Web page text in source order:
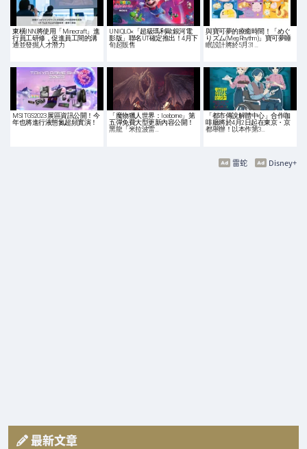
東橫INN將使用「Minecraft」進
行員工研修，促進員工間的溝
通並發掘人才潛力
UNIQLO×「超級瑪利歐銀河電
影版」聯名UT確定推出！4月下
旬起販售
與寶可夢的療癒時間！「めぐ
りズム(MegRhythm)」寶可夢睡
眠設計將於5月31…
MSI TGS2023 展區資訊公開！今
年也將進行液態氮超頻實演！
「魔物獵人世界：Iceborne」第
五彈免費大型更新內容公開！
黑龍「米拉波雷…
「都市傳說解體中心」合作咖
啡廳將於4月2日起在東京・京
都舉辦！以本作第3…
Disney+
雷蛇
最新文章